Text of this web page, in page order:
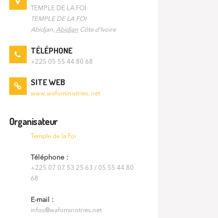
TEMPLE DE LA FOI
TEMPLE DE LA FOI
Abidjan, Abidjan Côte d'Ivoire
TÉLÉPHONE
+225 05 55 44 80 68
SITE WEB
www.wafoministries. net
Organisateur
Temple de la Foi
Téléphone :
+225 07 07 53 25 63 / 05 55 44 80
68
E-mail :
infos@wafoministries.net